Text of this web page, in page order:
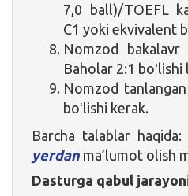
7,0 ball)/TOEFL
C1 yoki ekvivalent
Nomzod
Baholar 2:1 boʻlishi
Nomzod
boʻlishi kerak.
Barcha talablar haqida:
yerdan ma’lumot olish
Dasturga qabul